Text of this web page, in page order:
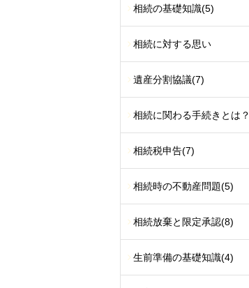
相続の基礎知識(5)
相続に対する思い
遺産分割協議(7)
相続に関わる手続きとは？
相続税申告(7)
相続時の不動産問題(5)
相続放棄と限定承認(8)
生前準備の基礎知識(4)